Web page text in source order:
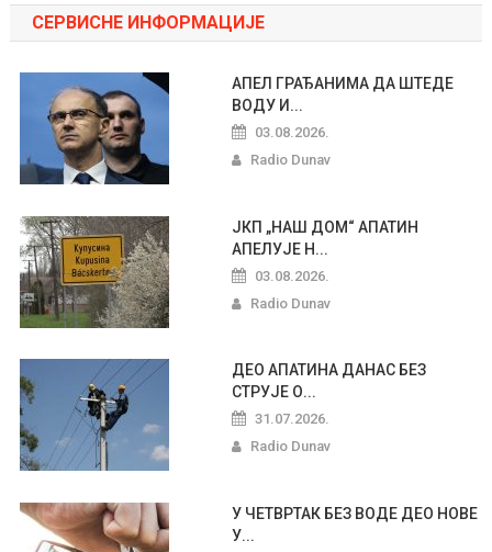
СЕРВИСНЕ ИНФОРМАЦИЈЕ
АПЕЛ ГРАЂАНИМА ДА ШТЕДЕ
ВОДУ И...
03.08.2026.
Radio Dunav
ЈКП „НАШ ДОМ“ АПАТИН
АПЕЛУЈЕ Н...
03.08.2026.
Radio Dunav
ДЕО АПАТИНА ДАНАС БЕЗ
СТРУЈЕ О...
31.07.2026.
Radio Dunav
У ЧЕТВРТАК БЕЗ ВОДЕ ДЕО НОВЕ
У...